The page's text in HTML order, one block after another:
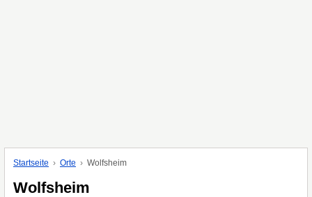
Startseite Orte Wolfsheim
Wolfsheim